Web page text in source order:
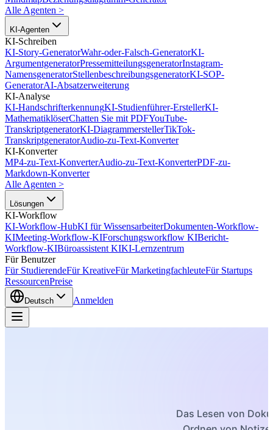
Alle Agenten >
KI-Agenten
KI-Schreiben
KI-Story-GeneratorWahr-oder-Falsch-GeneratorKI-
ArgumentgeneratorPressemitteilungsgeneratorInstagram-
NamensgeneratorStellenbeschreibungsgeneratorKI-SOP-
GeneratorAI-Absatzerweiterung
KI-Analyse
KI-HandschrifterkennungKI-Studienführer-ErstellerKI-
MathematiklöserChatten Sie mit PDFYouTube-
TranskriptgeneratorKI-DiagrammerstellerTikTok-
TranskriptgeneratorAudio-zu-Text-Konverter
KI-Konverter
MP4-zu-Text-KonverterAudio-zu-Text-KonverterPDF-zu-
Markdown-Konverter
Alle Agenten >
Lösungen
KI-Workflow
KI-Workflow-HubKI für WissensarbeiterDokumenten-Workflow-
KIMeeting-Workflow-KIForschungsworkflow KIBericht-
Workflow-KIBüroassistent KIKI-Lernzentrum
Für Benutzer
Für StudierendeFür KreativeFür MarketingfachleuteFür Startups
RessourcenPreise
Deutsch Anmelden
Das Lesen von